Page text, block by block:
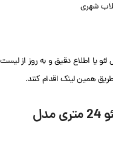
شهری
یا اطلاع دقیق و به روز از لیست
همین لینک اقدام کنند.
مشخصات فنی پمپ لجن کش لئو 24 متری مدل